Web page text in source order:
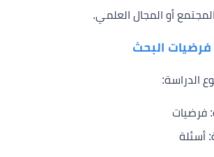
أو المجال العلمي.
فرضيات البحث
الدراسة:
فرضيات
أسئلة